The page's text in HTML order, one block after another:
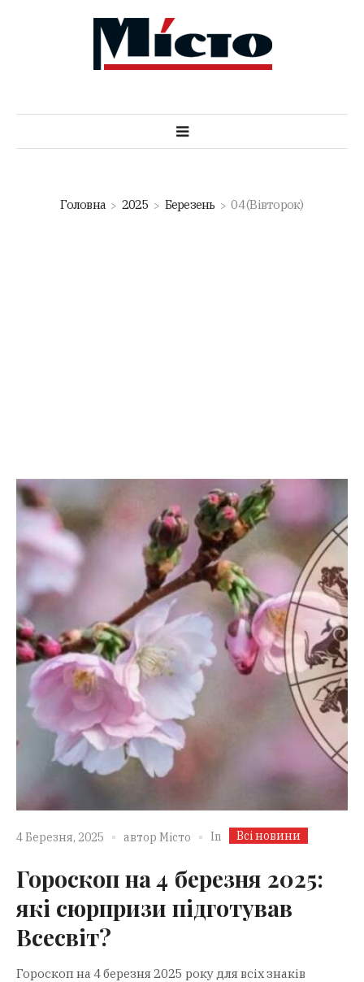
Головна 2025 Березень 04 (Вівторок)
4 Березня, 2025 автор Місто In Всі новини
Гороскоп на 4 березня 2025:
які сюрпризи підготував
Всесвіт?
Гороскоп на 4 березня 2025 року для всіх знаків